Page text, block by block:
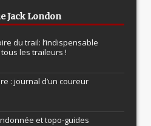
Jack London
du trail: l’indispensable
les traileurs !
: journal d’un coureur
et topo-guides